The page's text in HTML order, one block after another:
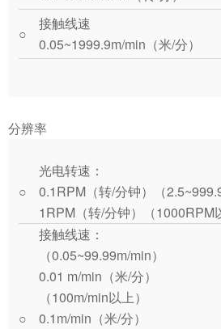
○
接触线速
0.05~1999.9m/min（米/分）
分辨率
○
光电转速：
0.1RPM（转/分钟）（
1RPM（转/分钟）（1000RPM
○
接触线速：
（0.05~99.99m/min）
0.01 m/min（米/分）
（100m/min以上）
0.1m/min（米/分）